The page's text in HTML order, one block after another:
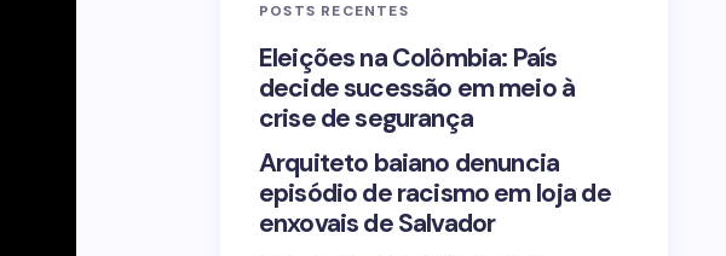
POSTS RECENTES
Eleições na Colômbia: País
decide sucessão em meio à
crise de segurança
Arquiteto baiano denuncia
episódio de racismo em loja de
enxovais de Salvador